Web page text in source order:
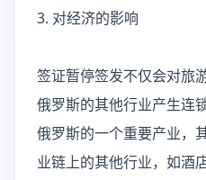
3. 对经济的影响
签证暂停签发不仅会对旅
俄罗斯的其他行业产生连
俄罗斯的一个重要产业，
业链上的其他行业，如酒